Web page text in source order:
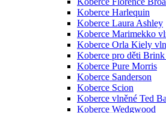
Koberce Harlequin
Koberce Laura Ashley
Koberce Marimekko
Koberce Orla Kiely
Koberce pro děti Brink
Koberce Pure Morris
Koberce Sanderson
Koberce Scion
Koberce vlněné Ted
Koberce Wedgwood